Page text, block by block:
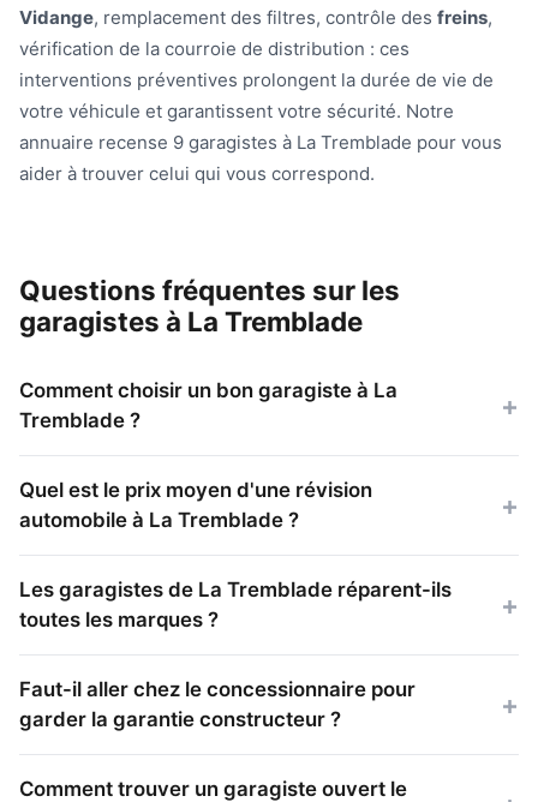
Vidange, remplacement des filtres, contrôle des freins,
vérification de la courroie de distribution : ces
interventions préventives prolongent la durée de vie de
votre véhicule et garantissent votre sécurité. Notre
annuaire recense 9 garagistes à La Tremblade pour vous
aider à trouver celui qui vous correspond.
Questions fréquentes sur les
garagistes à La Tremblade
Comment choisir un bon garagiste à La
Tremblade ?
Quel est le prix moyen d'une révision
automobile à La Tremblade ?
Les garagistes de La Tremblade réparent-ils
toutes les marques ?
Faut-il aller chez le concessionnaire pour
garder la garantie constructeur ?
Comment trouver un garagiste ouvert le